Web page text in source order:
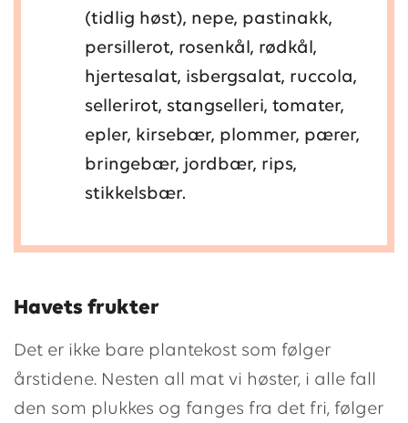
(tidlig høst), nepe, pastinakk,
persillerot, rosenkål, rødkål,
hjertesalat, isbergsalat, ruccola,
sellerirot, stangselleri, tomater,
epler, kirsebær, plommer, pærer,
bringebær, jordbær, rips,
stikkelsbær.
Havets frukter
Det er ikke bare plantekost som følger
årstidene. Nesten all mat vi høster, i alle fall
den som plukkes og fanges fra det fri, følger